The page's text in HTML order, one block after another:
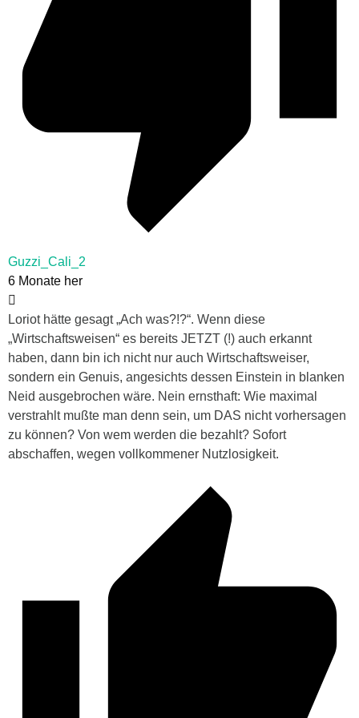
Guzzi_Cali_2
6 Monate her
Loriot hätte gesagt „Ach was?!?“. Wenn diese
„Wirtschaftsweisen“ es bereits JETZT (!) auch erkannt
haben, dann bin ich nicht nur auch Wirtschaftsweiser,
sondern ein Genuis, angesichts dessen Einstein in blanken
Neid ausgebrochen wäre. Nein ernsthaft: Wie maximal
verstrahlt mußte man denn sein, um DAS nicht vorhersagen
zu können? Von wem werden die bezahlt? Sofort
abschaffen, wegen vollkommener Nutzlosigkeit.